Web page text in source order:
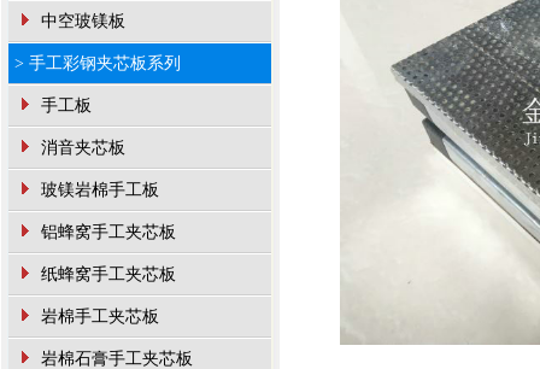
中空玻镁板
> 手工彩钢夹芯板系列
手工板
消音夹芯板
玻镁岩棉手工板
铝蜂窝手工夹芯板
纸蜂窝手工夹芯板
岩棉手工夹芯板
岩棉石膏手工夹芯板